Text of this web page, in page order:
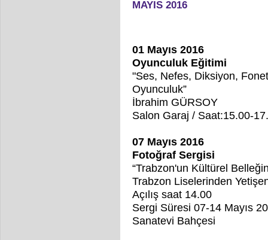
MAYIS 2016
01 Mayıs 2016
Oyunculuk Eğitimi
"Ses, Nefes, Diksiyon,
Oyunculuk”
İbrahim GÜRSOY
Salon Garaj / Saat:15.00-
07 Mayıs 2016
Fotoğraf Sergisi
“Trabzon'un Kültürel
Trabzon Liselerinden
Açılış saat 14.00
Sergi Süresi 07-14 Mayıs
Sanatevi Bahçesi